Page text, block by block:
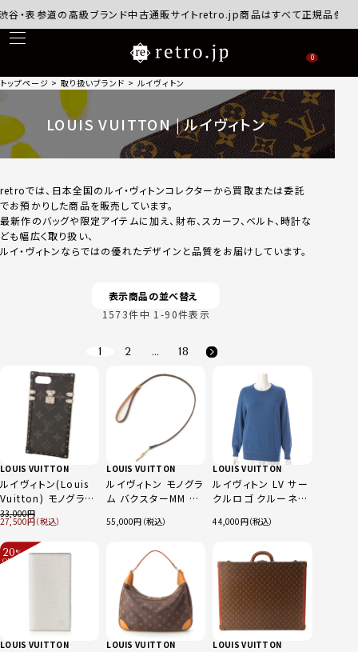
道の高級ブランド中古通販サイトretro.jp商品はすべて正規品保証・返品可能
0
トップページ 取り扱いブランド ルイヴィトン
LOUIS VUITTON | ルイヴィトン
retroでは、日本全国のルイ・ヴィトンコレクターから買取または委託
でお預かりした商品を販売しています。
最新作のバッグや限定アイテムに加え、財布、スカーフ、ベルト、時計な
ども幅広く取り扱い、
ルイ・ヴィトンならではの優れたデザインと品質をお届けしています。
表示商品の並べ替え
1573件中 1 -90件表示
1 2 … 18
LOUIS VUITTON
ルイヴィトン(Louis
Vuitton) モノグラム
エクリプス
iPhone7+用 トラン
ク スマホケース
M64404 ブラック
33,000
27,500
LOUIS VUITTON
ルイヴィトン モノグラ
ム バクスターMM ペ
M58056 ブラウン
55,000
LOUIS VUITTON
ルイヴィトン LV サー
クルロゴ クルーネッ
ニット セーター ブル
44,000
20%
OFF
LOUIS VUITTON LOUIS VUITTON LOUIS VUITTON